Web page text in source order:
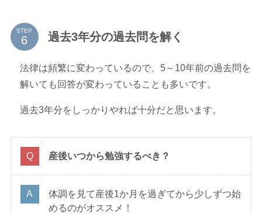
STEP 過去3年分の過去問を解く
法律は頻繁に変わっているので、5～10年前の過去問を
解いても回答が変わっていることも多いです。
過去3年分をしっかりやれば十分だと思います。
産後いつから勉強するべき？
体調を見て産後1か月を過ぎてから少しずつ始
めるのがオススメ！